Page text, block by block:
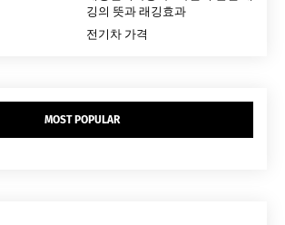
깅의 뜻과 래깅효과
전기차 가격
MOST POPULAR